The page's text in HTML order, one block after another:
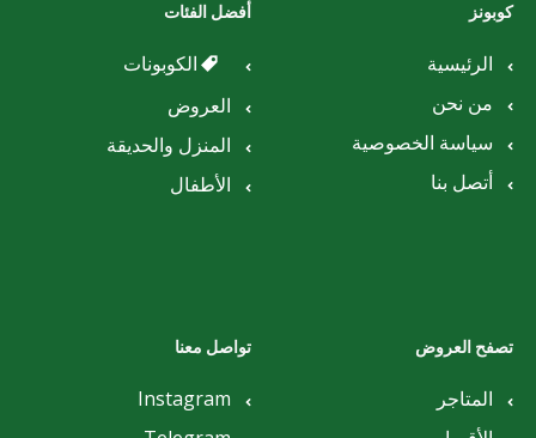
كوبونز
الرئيسية
من نحن
سياسة الخصوصية
أتصل بنا
أفضل الفئات
الكوبونات
العروض
المنزل والحديقة
الأطفال
تصفح العروض
المتاجر
تواصل معنا
Instagram